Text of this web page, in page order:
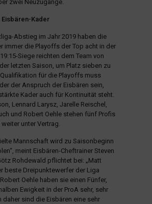
zwei Neuzugänge.
Eisbären-Kader
Abstieg im Jahr 2019 haben die
immer die Playoffs der Top acht in der
Siege reichten dem Team von
letzten Saison, um Platz sieben zu
für die Playoffs muss
der Anspruch der Eisbären sein,
Kader auch für Kontinuität steht.
Lennard Larysz, Jarelle Reischel,
und Robert Oehle stehen fünf Profis
unter Vertrag.
Mannschaft wird zu Saisonbeginn
meint Eisbären-Cheftrainer Steven
Rohdewald pflichtet bei: „Matt
beste Dreipunktewerfer der Liga
Oehle haben sie einen Fünfer,
Ewigkeit in der ProA sehr, sehr
daher sind die Eisbären eine sehr